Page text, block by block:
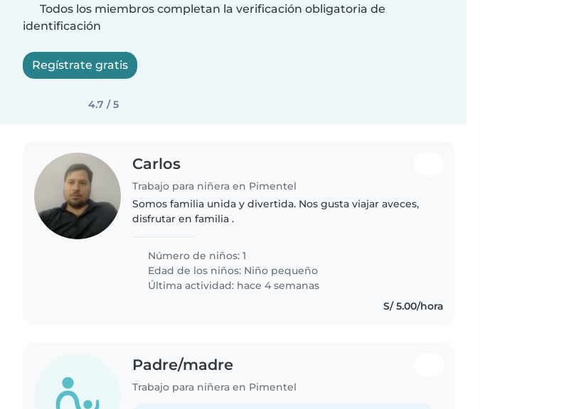
Todos los miembros completan la verificación obligatoria de
identificación
Regístrate gratis
4.7 / 5
Carlos
Trabajo para niñera en Pimentel
Somos familia unida y divertida. Nos gusta viajar aveces,
disfrutar en familia .
Número de niños: 1
Edad de los niños: Niño pequeño
Última actividad: hace 4 semanas
S/ 5.00/hora
Padre/madre
Trabajo para niñera en Pimentel